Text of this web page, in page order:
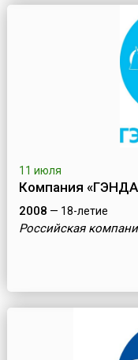
11 июля
Компания
2008 — 18-летие
Российская